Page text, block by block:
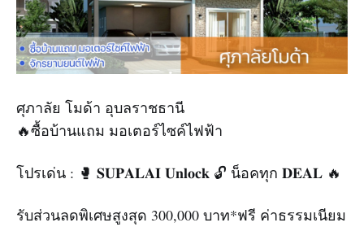
ศุภาลัย โมด้า อุบลราชธานี
🔥ซื้อบ้านแถม มอเตอร์ไซค์ไฟฟ้า
โปรเด่น : 🥊 𝐒𝐔𝐏𝐀𝐋𝐀𝐈 𝐔𝐧𝐥𝐨𝐜𝐤 🔓 น็อคทุก 𝐃𝐄𝐀𝐋 🔥
รับส่วนลดพิเศษสูงสุด 300,000 บาท*ฟรี ค่าธรรมเนียม